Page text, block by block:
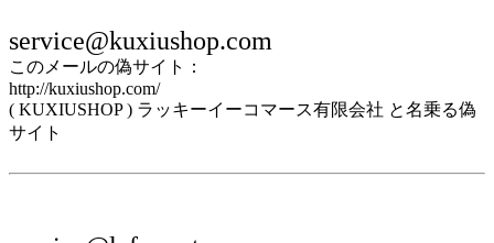
service@kuxiushop.com
このメールの偽サイト：
http://kuxiushop.com/
( KUXIUSHOP ) ラッキーイーコマース有限会社 と名乗る偽
サイト